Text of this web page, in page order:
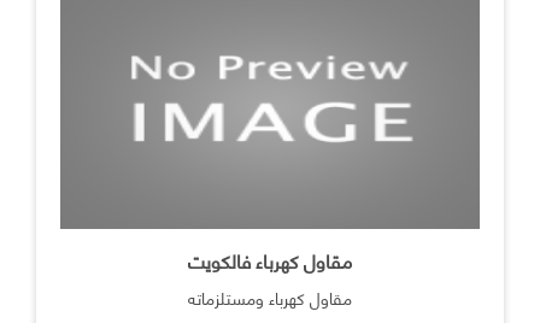
مقاول كهرباء فالكويت
مقاول كهرباء ومستلزماته